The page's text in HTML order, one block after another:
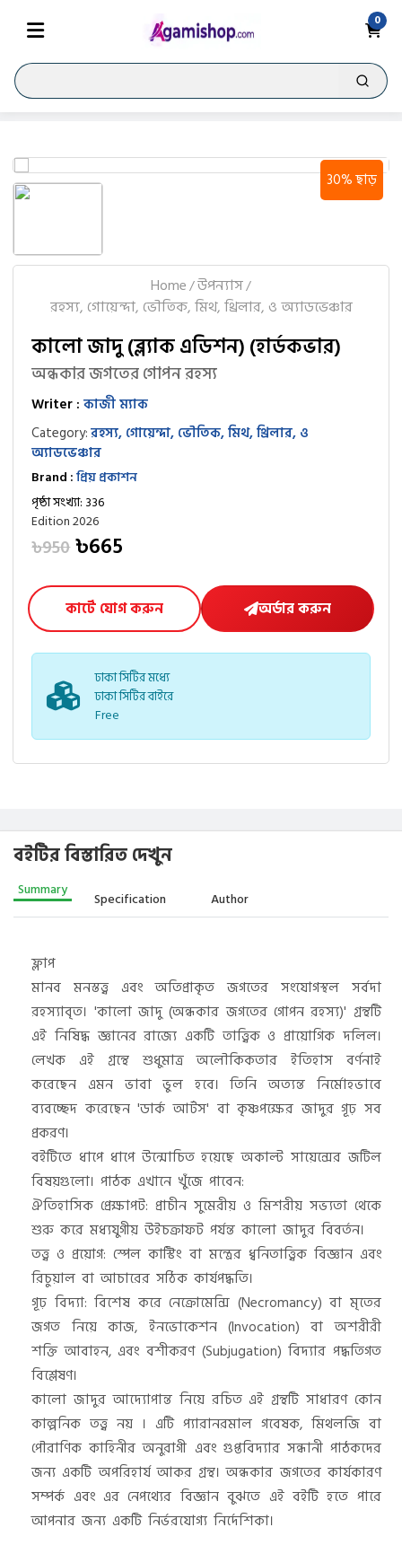
0
30% ছাড়
Home/উপন্যাস/
রহস্য, গোয়েন্দা, ভৌতিক, মিথ, থ্রিলার, ও অ্যাডভেঞ্চার
কালো জাদু (ব্ল্যাক এডিশন) (হার্ডকভার)
অন্ধকার জগতের গোপন রহস্য
Writer :কাজী ম্যাক
Category:রহস্য, গোয়েন্দা, ভৌতিক, মিথ, থ্রিলার, ও
অ্যাডভেঞ্চার
Brand :প্রিয় প্রকাশন
পৃষ্ঠা সংখ্যা: 336
Edition 2026
৳950৳665
কার্টে যোগ করুন অর্ডার করুন
ঢাকা সিটির মধ্যে
ঢাকা সিটির বাইরে
Free
বইটির বিস্তারিত দেখুন
Summary Specification Author
ফ্লাপ
মানব মনস্তত্ত্ব এবং অতিপ্রাকৃত জগতের সংযোগস্থল সর্বদা
রহস্যাবৃত। 'কালো জাদু (অন্ধকার জগতের গোপন রহস্য)' গ্রন্থটি
এই নিষিদ্ধ জ্ঞানের রাজ্যে একটি তাত্ত্বিক ও প্রায়োগিক দলিল।
লেখক এই গ্রন্থে শুধুমাত্র অলৌকিকতার ইতিহাস বর্ণনাই
করেছেন এমন ভাবা ভুল হবে। তিনি অত্যন্ত নির্মোহভাবে
ব্যবচ্ছেদ করেছেন 'ডার্ক আর্টস' বা কৃষ্ণপক্ষের জাদুর গূঢ় সব
প্রকরণ।
​বইটিতে ধাপে ধাপে উন্মোচিত হয়েছে অকাল্ট সায়েন্সের জটিল
বিষয়গুলো। পাঠক এখানে খুঁজে পাবেন:
​ঐতিহাসিক প্রেক্ষাপট: প্রাচীন সুমেরীয় ও মিশরীয় সভ্যতা থেকে
শুরু করে মধ্যযুগীয় উইচক্রাফট পর্যন্ত কালো জাদুর বিবর্তন।
​তত্ত্ব ও প্রয়োগ: স্পেল কাস্টিং বা মন্ত্রের ধ্বনিতাত্ত্বিক বিজ্ঞান এবং
রিচুয়াল বা আচারের সঠিক কার্যপদ্ধতি।
​গূঢ় বিদ্যা: বিশেষ করে নেক্রোমেন্সি (Necromancy) বা মৃতের
জগত নিয়ে কাজ, ইনভোকেশন (Invocation) বা অশরীরী
শক্তি আবাহন, এবং বশীকরণ (Subjugation) বিদ্যার পদ্ধতিগত
বিশ্লেষণ।
​কালো জাদুর আদ্যোপান্ত নিয়ে রচিত এই গ্রন্থটি সাধারণ কোন
কাল্পনিক তত্ত্ব নয় । এটি প্যারানরমাল গবেষক, মিথলজি বা
পৌরাণিক কাহিনীর অনুরাগী এবং গুপ্তবিদ্যার সন্ধানী পাঠকদের
জন্য একটি অপরিহার্য আকর গ্রন্থ। অন্ধকার জগতের কার্যকারণ
সম্পর্ক এবং এর নেপথ্যের বিজ্ঞান বুঝতে এই বইটি হতে পারে
আপনার জন্য একটি নির্ভরযোগ্য নির্দেশিকা।